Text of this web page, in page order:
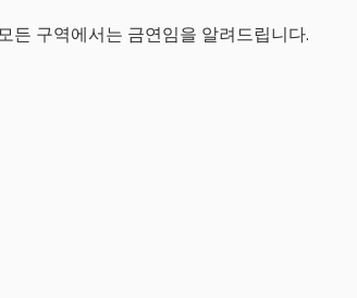
든 구역에서는 금연임을 알려드립니다.